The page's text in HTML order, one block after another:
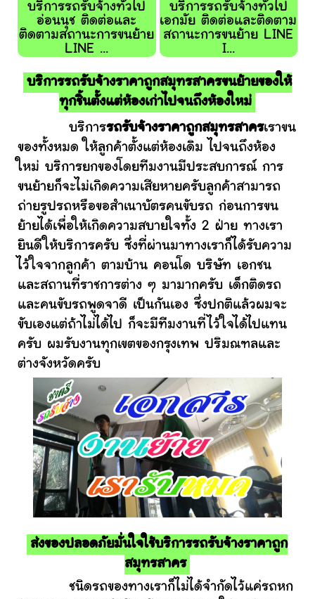
บริการรถรับจ้างทั่วไป
อ่อนนุช ติดต่อและ
ติดตามสถานะการขนย้าย
LINE ...
บริการรถรับจ้างทั่วไป
เอกมัย ติดต่อและติดตาม
สถานะการขนย้าย LINE
I...
บริการรถรับจ้างราคาถูกสมุทรสาครขนย้ายของให้
ทุกชิ้นตั้งแต่ห้องเก่าไปจนถึงห้องใหม่
บริการรถรับจ้างราคาถูกสมุทรสาครเราขน
ของทั้งหมด ให้ลูกค้าตั้งแต่ห้องเดิม ไปจนถึงห้อง
ใหม่ บริการยกของโดยทีมงานมีประสบการณ์ การ
ขนย้ายก็จะไม่เกิดความเสียหายครับลูกค้าสามารถ
ถ่ายรูปรถหรือขอสำเนาบัตรคนขับรถ ก่อนการขน
ย้ายได้เพื่อให้เกิดความสบายใจทั้ง 2 ฝ่าย ทางเรา
ยินดีให้บริการครับ ซึ่งที่ผ่านมาทางเราก็ได้รับความ
ไว้ใจจากลูกค้า ตามบ้าน คอนโด บริษัท เอกชน
และสถานที่ราชการต่าง ๆ มามากครับ เด็กติดรถ
และคนขับรถพูดจาดี เป็นกันเอง ซึ่งปกติแล้วผมจะ
ขับเองแต่ถ้าไม่ได้ไป ก็จะมีทีมงานที่ไว้ใจได้ไปแทน
ครับ ผมรับงานทุกเขตของกรุงเทพ ปริมณฑลและ
ต่างจังหวัดครับ
ส่งของปลอดภัยมั่นใจใช้บริการรถรับจ้างราคาถูก
สมุทรสาคร
ชนิดรถของทางเราก็ไม่ได้จำกัดไว้แค่รถหก